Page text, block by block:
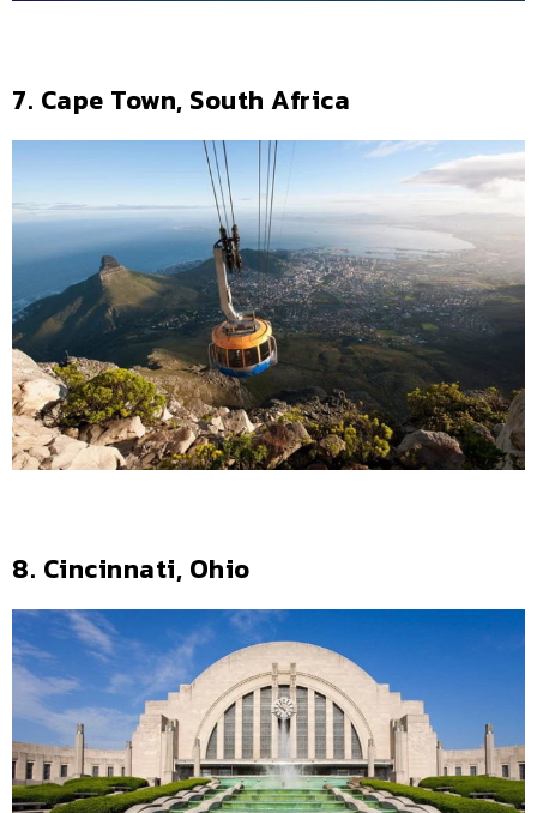
7. Cape Town, South Africa
8. Cincinnati, Ohio